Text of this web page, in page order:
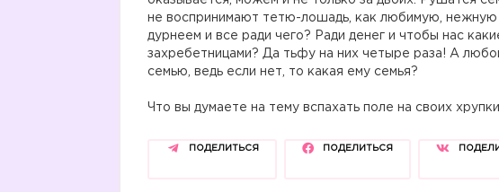
не воспринимают тетю-лошадь, как любимую, нежную
дурнеем и все ради чего? Ради денег и чтобы нас
захребетницами? Да тьфу на них четыре раза! А
семью, ведь если нет, то какая ему семья?
Что вы думаете на тему вспахать поле на своих
ПОДЕЛИТЬСЯ ПОДЕЛИТЬСЯ